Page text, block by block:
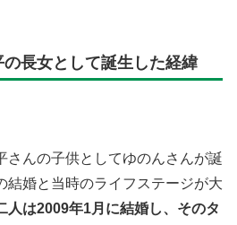
長女として誕生した経緯
さんの子供としてゆのんさんが誕
結婚と当時のライフステージが大
人は2009年1月に結婚し、そのタ